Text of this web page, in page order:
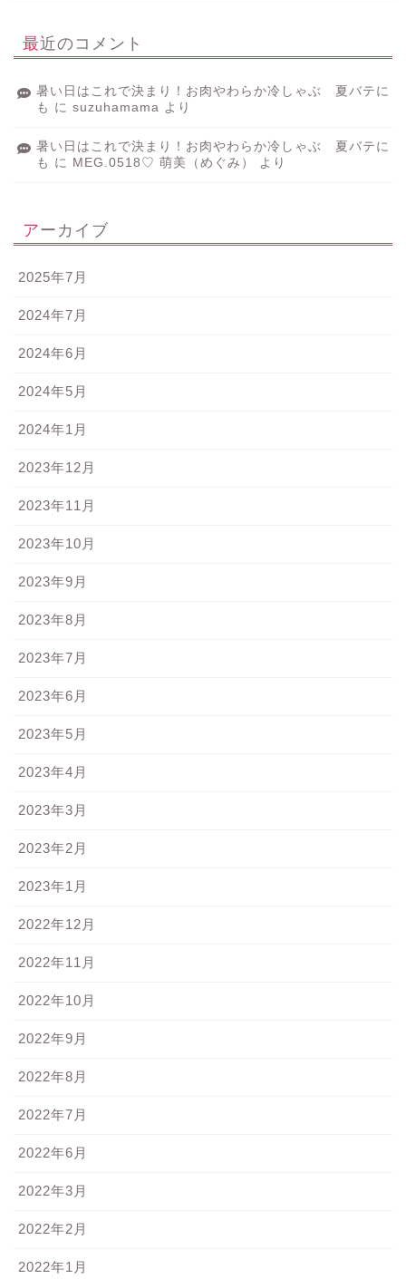
最近のコメント
暑い日はこれで決まり！お肉やわらか冷しゃぶ 夏バテに
も に suzuhamama より
暑い日はこれで決まり！お肉やわらか冷しゃぶ 夏バテに
も に MEG.0518♡ 萌美（めぐみ） より
アーカイブ
2025年7月
2024年7月
2024年6月
2024年5月
2024年1月
2023年12月
2023年11月
2023年10月
2023年9月
2023年8月
2023年7月
2023年6月
2023年5月
2023年4月
2023年3月
2023年2月
2023年1月
2022年12月
2022年11月
2022年10月
2022年9月
2022年8月
2022年7月
2022年6月
2022年3月
2022年2月
2022年1月